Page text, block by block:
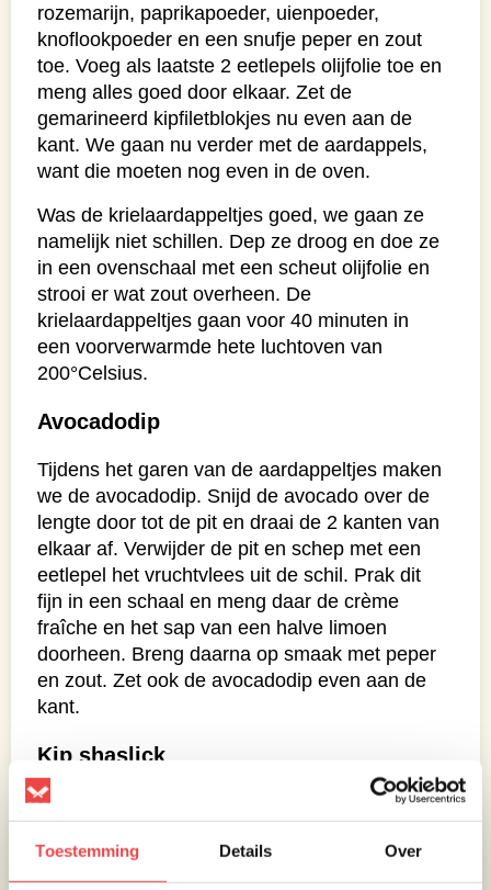
Toestemming Details Over
rozemarijn, paprikapoeder, uienpoeder,
knoflookpoeder en een snufje peper en zout
toe. Voeg als laatste 2 eetlepels olijfolie toe en
meng alles goed door elkaar. Zet de
gemarineerd kipfiletblokjes nu even aan de
kant. We gaan nu verder met de aardappels,
want die moeten nog even in de oven.
Was de krielaardappeltjes goed, we gaan ze
namelijk niet schillen. Dep ze droog en doe ze
in een ovenschaal met een scheut olijfolie en
strooi er wat zout overheen. De
krielaardappeltjes gaan voor 40 minuten in
een voorverwarmde hete luchtoven van
200°Celsius.
Avocadodip
Tijdens het garen van de aardappeltjes maken
we de avocadodip. Snijd de avocado over de
lengte door tot de pit en draai de 2 kanten van
elkaar af. Verwijder de pit en schep met een
eetlepel het vruchtvlees uit de schil. Prak dit
fijn in een schaal en meng daar de crème
fraîche en het sap van een halve limoen
doorheen. Breng daarna op smaak met peper
en zout. Zet ook de avocadodip even aan de
kant.
Kip shaslick
We gaan vervolgens verder met de kip
parten van. Je hebt 8 rode ui parten nodig.
Maak daarna de paprika schoon en zorg dat